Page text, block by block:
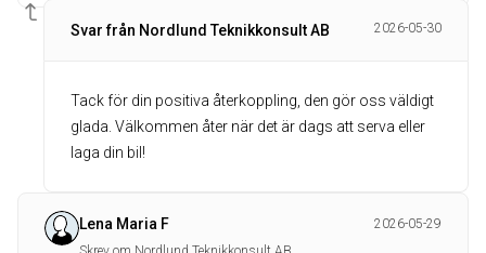
Svar från Nordlund Teknikkonsult AB 2026-05-30
Tack för din positiva återkoppling, den gör oss väldigt
glada. Välkommen åter när det är dags att serva eller
laga din bil!
Lena Maria F
2026-05-29